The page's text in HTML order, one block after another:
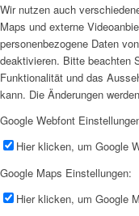
Wir nutzen auch
Maps und externe
personenbezogene Daten
deaktivieren. Bitte beachten
Funktionalität und das
kann. Die Änderungen
Google Webfont
Hier klicken, um Google
Google Maps Einstellungen:
Hier klicken, um Google